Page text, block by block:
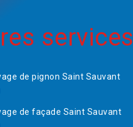
services
de pignon Saint Sauvant
de façade Saint Sauvant